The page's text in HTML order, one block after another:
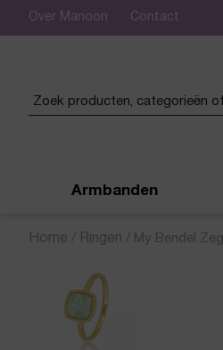
Over Manoon Contact
Armbanden
Home / Ringen / My Bendel